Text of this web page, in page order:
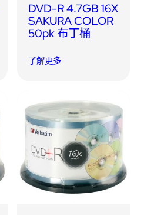
DVD-R 4.7GB 16X
SAKURA COLOR
50pk 布丁桶
了解更多